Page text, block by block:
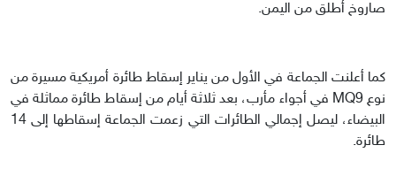
صاروخ أُطلق من اليمن.
كما أعلنت الجماعة في الأول من يناير إسقاط طائرة أمريكية مسيرة من
نوع MQ9 في أجواء مأرب، بعد ثلاثة أيام من إسقاط طائرة مماثلة في
البيضاء، ليصل إجمالي الطائرات التي زعمت الجماعة إسقاطها إلى 14
طائرة.